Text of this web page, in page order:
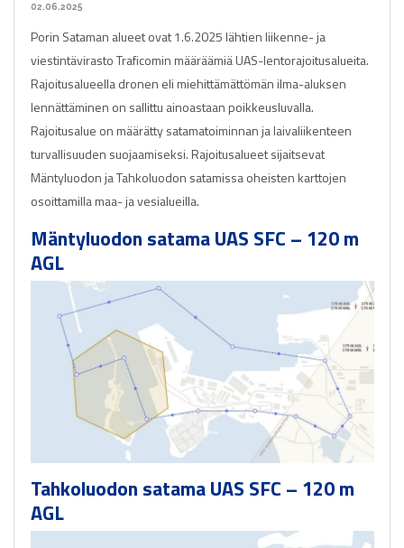
02.06.2025
Porin Sataman alueet ovat 1.6.2025 lähtien liikenne- ja
viestintävirasto Traficomin määräämiä UAS-lentorajoitusalueita.
Rajoitusalueella dronen eli miehittämättömän ilma-aluksen
lennättäminen on sallittu ainoastaan poikkeusluvalla.
Rajoitusalue on määrätty satamatoiminnan ja laivaliikenteen
turvallisuuden suojaamiseksi. Rajoitusalueet sijaitsevat
Mäntyluodon ja Tahkoluodon satamissa oheisten karttojen
osoittamilla maa- ja vesialueilla.
Mäntyluodon satama UAS SFC – 120 m
AGL
Tahkoluodon satama UAS SFC – 120 m
AGL